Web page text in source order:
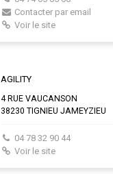
Contacter par email
Voir le site
AGILITY
4 RUE VAUCANSON
38230 TIGNIEU JAMEYZIEU
04 78 32 90 44
Voir le site